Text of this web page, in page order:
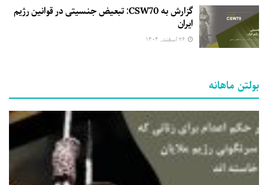
گزارش به CSW70: تبعیض جنسیتی در قوانین رژیم
ایران
بولتن ماهانه